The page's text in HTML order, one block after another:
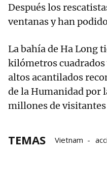
Después los
ventanas y han
La bahía de Ha Long
kilómetros
altos acantilados
de la Humanidad por
millones de visitantes
TEMAS Vietnam